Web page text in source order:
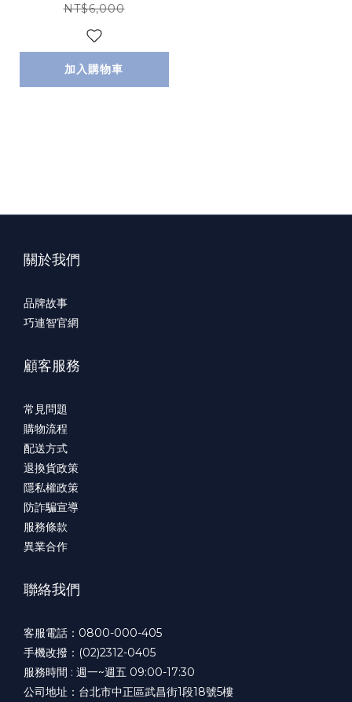
NT$6,000
加入購物車
關於我們
品牌故事
巧連智官網
顧客服務
常見問題
購物流程
配送方式
退換貨政策
隱私權政策
防詐騙宣導
服務條款
異業合作
聯絡我們
客服電話：0800-000-405
手機改撥：(02)2312-0405
服務時間 : 週一~週五 09:00-17:30
公司地址：台北市中正區武昌街1段18號5樓